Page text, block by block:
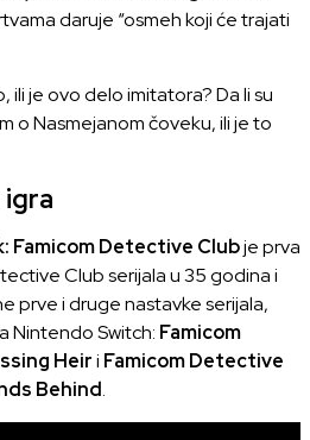
daruje “osmeh koji će trajati
ili je ovo delo imitatora? Da li su
o Nasmejanom čoveku, ili je to
igra
Famicom Detective Clubje prva
Club serijala u 35 godina i
prve i druge nastavke serijala,
Nintendo Switch: Famicom
Heiri Famicom Detective
Behind.